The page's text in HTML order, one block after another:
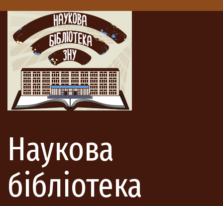
Наукова
бібліотека